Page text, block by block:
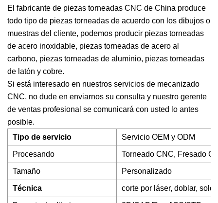
El fabricante de piezas torneadas CNC de China produce
todo tipo de piezas torneadas de acuerdo con los dibujos o
muestras del cliente, podemos producir piezas torneadas
de acero inoxidable, piezas torneadas de acero al
carbono, piezas torneadas de aluminio, piezas torneadas
de latón y cobre.
Si está interesado en nuestros servicios de mecanizado
CNC, no dude en enviarnos su consulta y nuestro gerente
de ventas profesional se comunicará con usted lo antes
posible.
Tipo de servicio
Servicio OEM y ODM
Procesando Torneado CNC, Fresado
Tamaño Personalizado
Técnica corte por láser, doblar,